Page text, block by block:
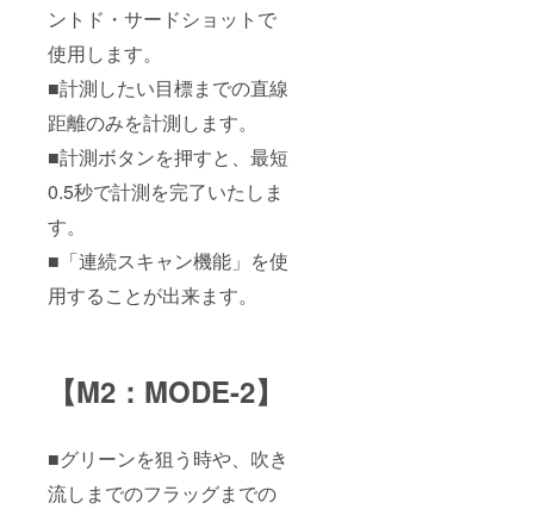
ントド・サードショットで
使用します。
■計測したい目標までの直線
距離のみを計測します。
■計測ボタンを押すと、最短
0.5秒で計測を完了いたしま
す。
■「連続スキャン機能」を使
用することが出来ます。
【M2：MODE-2】
■グリーンを狙う時や、吹き
流しまでのフラッグまでの